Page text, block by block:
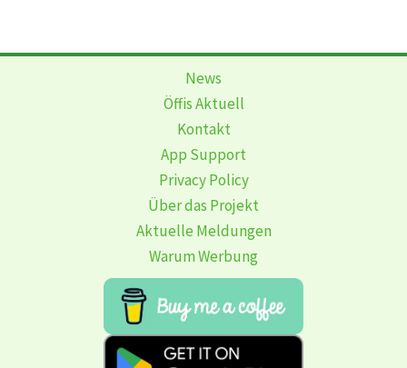
News
Öffis Aktuell
Kontakt
App Support
Privacy Policy
Über das Projekt
Aktuelle Meldungen
Warum Werbung